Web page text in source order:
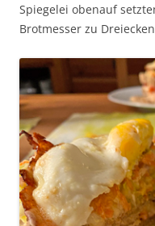
Spiegelei obenauf
Brotmesser zu